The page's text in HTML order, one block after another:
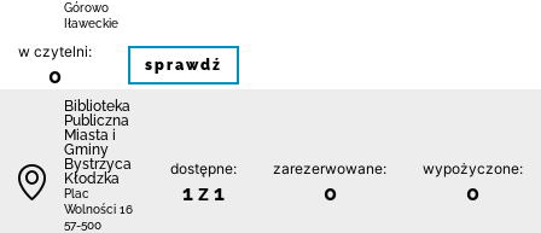
Górowo
Iławeckie
w czytelni:
0 sprawdź
Biblioteka
Publiczna
Miasta i
Gminy
Bystrzyca
Kłodzka
Plac
Wolności 16
57-500
dostępne:
1 z 1
zarezerwowane:
0
wypożyczone:
0